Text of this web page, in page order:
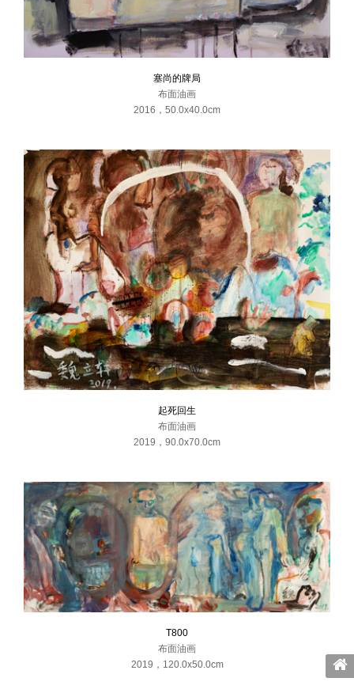
塞尚的牌局
布面油画
2016 ， 50.0x40.0cm
起死回生
布面油画
2019 ， 90.0x70.0cm
T800
布面油画
2019 ， 120.0x50.0cm